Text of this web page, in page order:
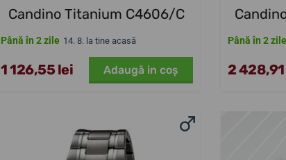
Candino Titanium C4606/C
Până în 2 zile 14. 8. la tine acasă
1 126,55 lei Adaugă in coş
Până în 2 zile
2